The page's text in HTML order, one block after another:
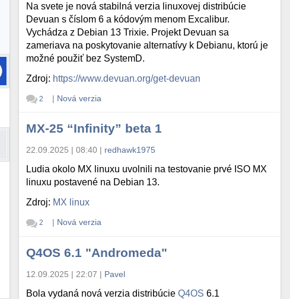
Na svete je nová stabilná verzia linuxovej distribúcie
Devuan s číslom 6 a kódovým menom Excalibur.
Vychádza z Debian 13 Trixie. Projekt Devuan sa
zameriava na poskytovanie alternatívy k Debianu, ktorú je
možné použiť bez SystemD.
Zdroj: https://www.devuan.org/get-devuan
2 | Nová verzia
MX-25 “Infinity” beta 1
22.09.2025 | 08:40 | redhawk1975
Ludia okolo MX linuxu uvolnili na testovanie prvé ISO MX
linuxu postavené na Debian 13.
Zdroj: MX linux
2 | Nová verzia
Q4OS 6.1 "Andromeda"
12.09.2025 | 22:07 | Pavel
Bola vydaná nová verzia distribúcieQ4OS 6.1